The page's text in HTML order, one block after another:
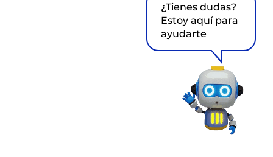
¿Tienes dudas?
Estoy aquí para
ayudarte